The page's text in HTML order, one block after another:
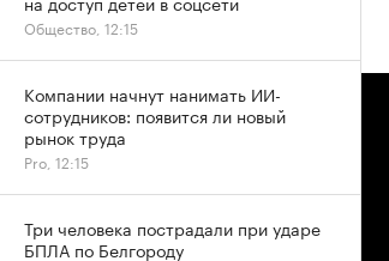
Общество, 12:15
Компании начнут нанимать ИИ-
сотрудников: появится ли новый
рынок труда
Pro, 12:15
Три человека пострадали при ударе
БПЛА по Белгороду